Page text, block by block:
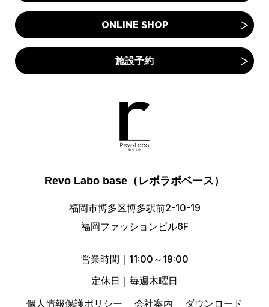
ONLINE SHOP
施設予約
Revo Labo base（レボラボベース）
福岡市博多区博多駅前2-10-19
福岡ファッションビル6F
営業時間｜11:00～19:00
定休日｜毎週木曜日
個人情報保護ポリシー
会社案内 ダウンロード